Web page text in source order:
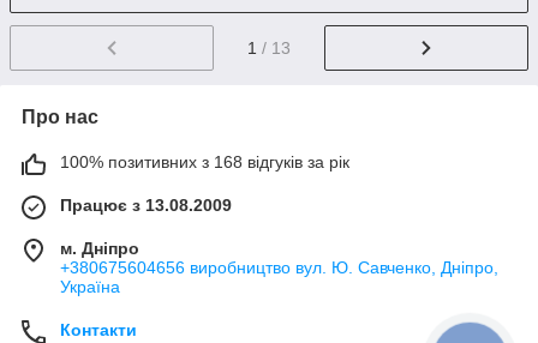
1 / 13
Про нас
100% позитивних з 168 відгуків за рік
Працює з 13.08.2009
м. Дніпро
+380675604656 виробництво вул. Ю. Савченко, Дніпро,
Україна
Контакти